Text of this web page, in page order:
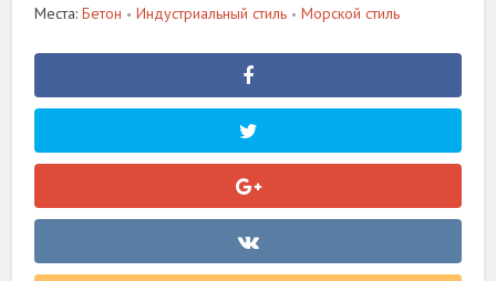
Места:Бетон • Индустриальный стиль • Морской стиль